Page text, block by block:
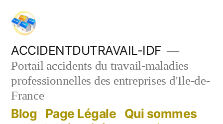
Aller
contenu
ACCIDENTDUTRAVAIL-IDF
Portail accidents du travail-maladies
professionnelles des entreprises d'Ile-de-
France
Blog Page Légale Qui sommes